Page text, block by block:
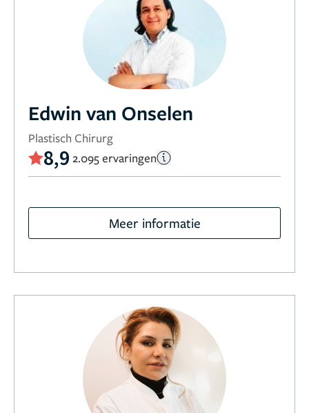
Edwin van Onselen
Plastisch Chirurg
8,9 2.095 ervaringen
Meer informatie